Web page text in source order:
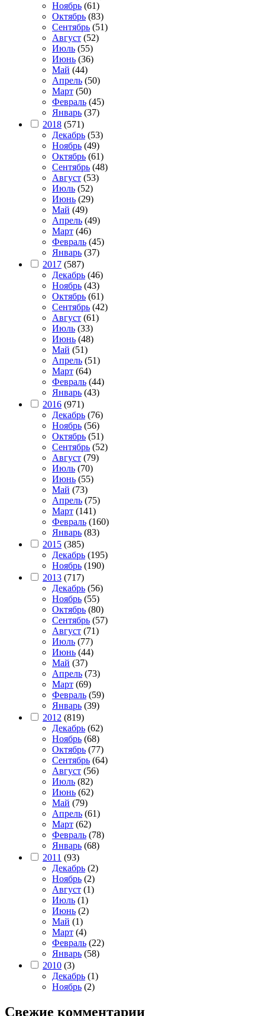
Ноябрь (61)
Октябрь (83)
Сентябрь (51)
Август (52)
Июль (55)
Июнь (36)
Май (44)
Апрель (50)
Март (50)
Февраль (45)
Январь (37)
2018 (571)
Декабрь (53)
Ноябрь (49)
Октябрь (61)
Сентябрь (48)
Август (53)
Июль (52)
Июнь (29)
Май (49)
Апрель (49)
Март (46)
Февраль (45)
Январь (37)
2017 (587)
Декабрь (46)
Ноябрь (43)
Октябрь (61)
Сентябрь (42)
Август (61)
Июль (33)
Июнь (48)
Май (51)
Апрель (51)
Март (64)
Февраль (44)
Январь (43)
2016 (971)
Декабрь (76)
Ноябрь (56)
Октябрь (51)
Сентябрь (52)
Август (79)
Июль (70)
Июнь (55)
Май (73)
Апрель (75)
Март (141)
Февраль (160)
Январь (83)
2015 (385)
Декабрь (195)
Ноябрь (190)
2013 (717)
Декабрь (56)
Ноябрь (55)
Октябрь (80)
Сентябрь (57)
Август (71)
Июль (77)
Июнь (44)
Май (37)
Апрель (73)
Март (69)
Февраль (59)
Январь (39)
2012 (819)
Декабрь (62)
Ноябрь (68)
Октябрь (77)
Сентябрь (64)
Август (56)
Июль (82)
Июнь (62)
Май (79)
Апрель (61)
Март (62)
Февраль (78)
Январь (68)
2011 (93)
Декабрь (2)
Ноябрь (2)
Август (1)
Июль (1)
Июнь (2)
Май (1)
Март (4)
Февраль (22)
Январь (58)
2010 (3)
Декабрь (1)
Ноябрь (2)
Свежие комментарии